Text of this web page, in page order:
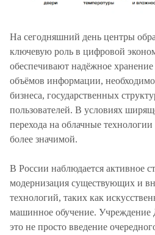
На сегодняшний день центры
ключевую роль в цифровой
обеспечивают надёжное
объёмов информации,
бизнеса, государственных
пользователей. В условиях
перехода на облачные
более значимой.
В России наблюдается активное
модернизация существующих и
технологий, таких как
машинное обучение.
это не просто введение